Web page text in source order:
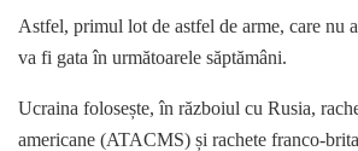
Astfel, primul lot de astfel de arme, care nu
va fi gata în următoarele săptămâni.
Ucraina folosește, în războiul cu Rusia,
americane (ATACMS) și rachete franco-